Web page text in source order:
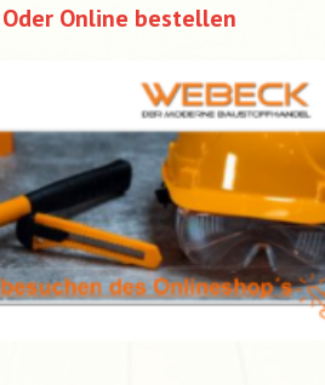
Oder Online bestellen